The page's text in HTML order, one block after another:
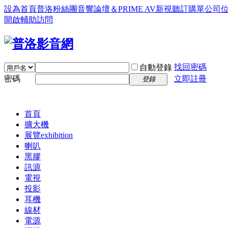
設為首頁普洛粉絲團音響論壇＆PRIME AV新視聽訂購單公司
開啟輔助訪問
自動登錄 找回密碼
密碼
登錄 立即註冊
首頁
擴大機
展覽exhibition
喇叭
黑膠
訊源
電視
投影
耳機
線材
電源